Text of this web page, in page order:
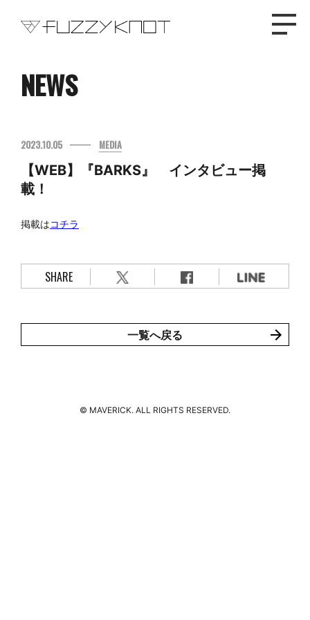
PROFILE
LIVE
MOVIE
ENGLISH
NEWS
2023.10.05 MEDIA
【WEB】『BARKS』 インタビュー掲
載！
掲載はコチラ
SHARE
一覧へ戻る
© MAVERICK. ALL RIGHTS RESERVED.